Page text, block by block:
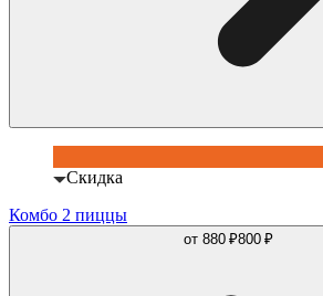
Скидка
Комбо 2 пиццы
от 880 ₽800 ₽